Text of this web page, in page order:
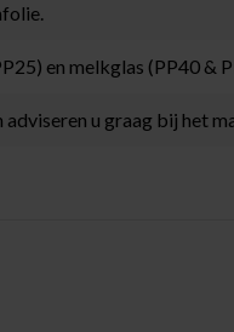
en melkglas (PP40 &
u graag bij het